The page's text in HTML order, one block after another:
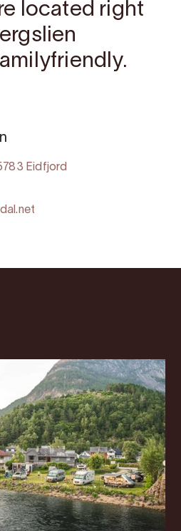
located right
Eidfjord